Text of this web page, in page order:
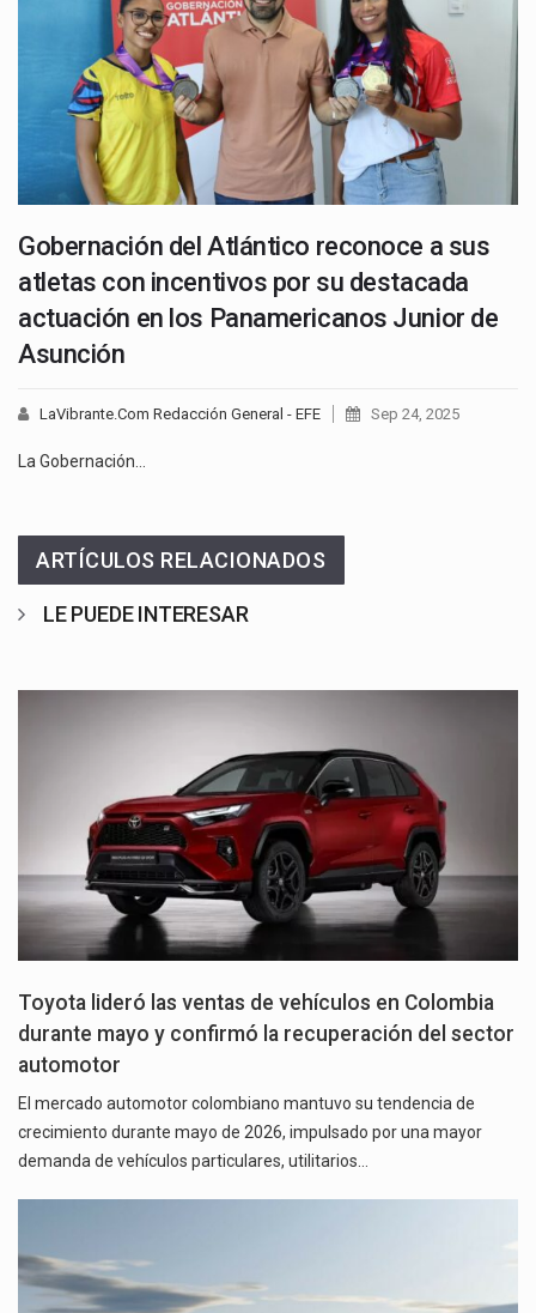
Gobernación del Atlántico reconoce a sus
atletas con incentivos por su destacada
actuación en los Panamericanos Junior de
Asunción
LaVibrante.Com Redacción General - EFE Sep 24, 2025
La Gobernación…
ARTÍCULOS RELACIONADOS
LE PUEDE INTERESAR
Toyota lideró las ventas de vehículos en Colombia
durante mayo y confirmó la recuperación del sector
automotor
El mercado automotor colombiano mantuvo su tendencia de
crecimiento durante mayo de 2026, impulsado por una mayor
demanda de vehículos particulares, utilitarios…